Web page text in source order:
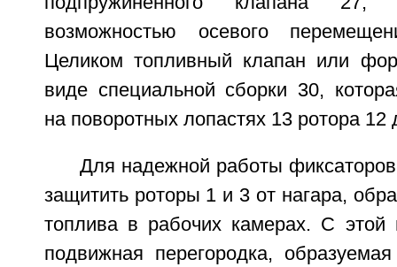
возможностью осевого
Целиком топливный клапан или
виде специальной сборки 30,
на поворотных лопастях 13 ротора 12
Для надежной работы
защитить роторы 1 и 3 от нагара,
топлива в рабочих камерах. С этой
подвижная перегородка,